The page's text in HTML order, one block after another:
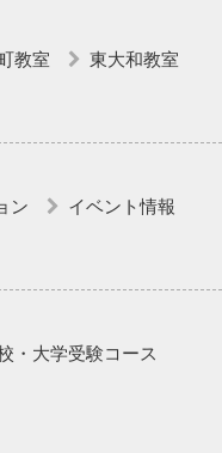
教室 東大和教室
ン イベント情報
・大学受験コース